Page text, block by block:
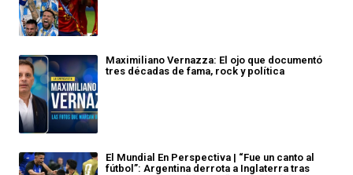
Maximiliano Vernazza: El ojo que documentó
tres décadas de fama, rock y política
El Mundial En Perspectiva | “Fue un canto al
fútbol”: Argentina derrota a Inglaterra tras